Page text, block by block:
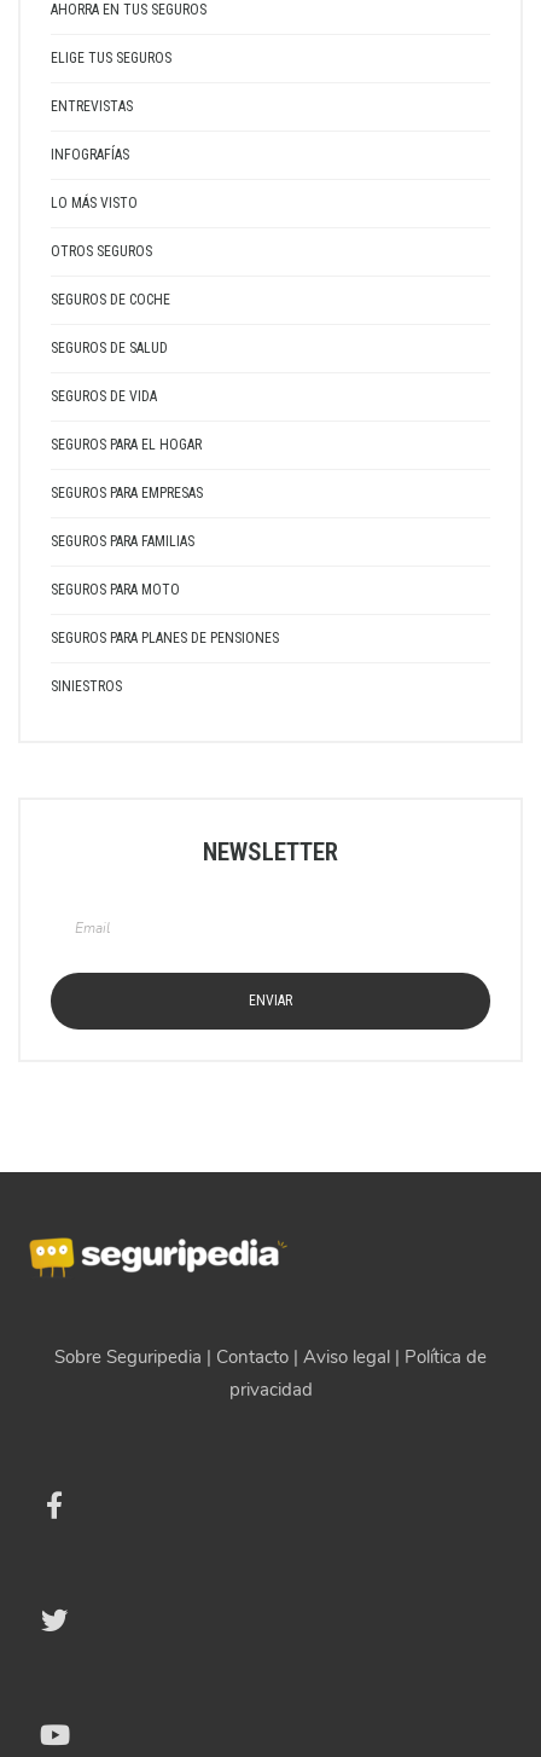
AHORRA EN TUS SEGUROS
ELIGE TUS SEGUROS
ENTREVISTAS
INFOGRAFÍAS
LO MÁS VISTO
OTROS SEGUROS
SEGUROS DE COCHE
SEGUROS DE SALUD
SEGUROS DE VIDA
SEGUROS PARA EL HOGAR
SEGUROS PARA EMPRESAS
SEGUROS PARA FAMILIAS
SEGUROS PARA MOTO
SEGUROS PARA PLANES DE PENSIONES
SINIESTROS
NEWSLETTER
Sobre Seguripedia | Contacto | Aviso legal | Política de
privacidad